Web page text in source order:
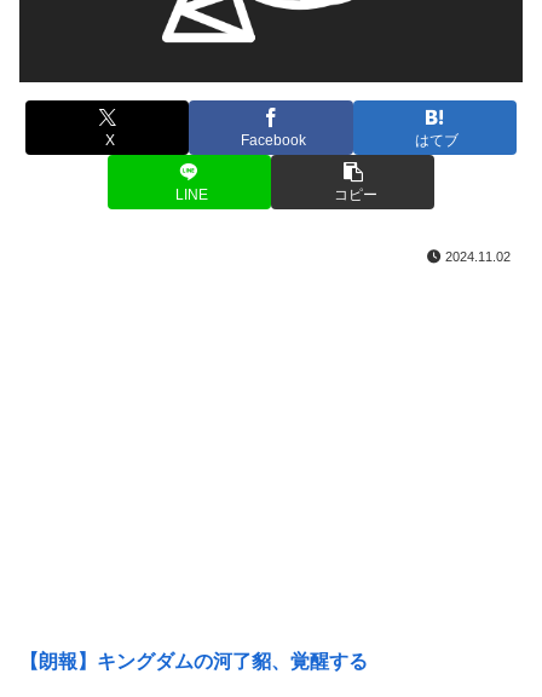
X Facebook はてブ
LINE コピー
2024.11.02
【朗報】キングダムの河了貂、覚醒する